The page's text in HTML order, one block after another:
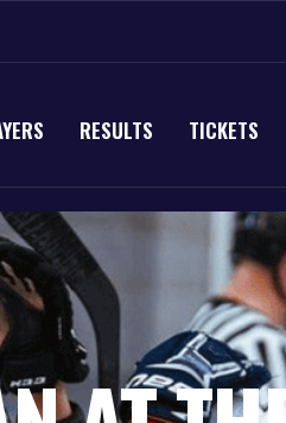
RESULTS TICKETS